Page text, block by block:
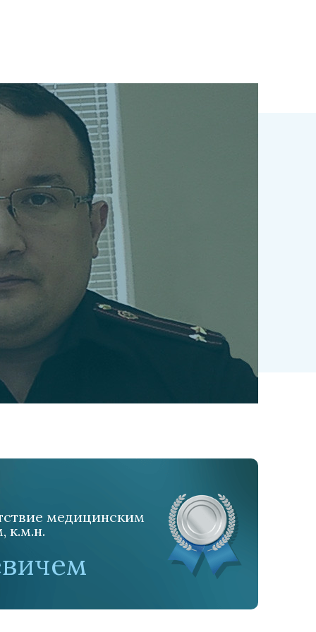
медицинским
к.м.н.